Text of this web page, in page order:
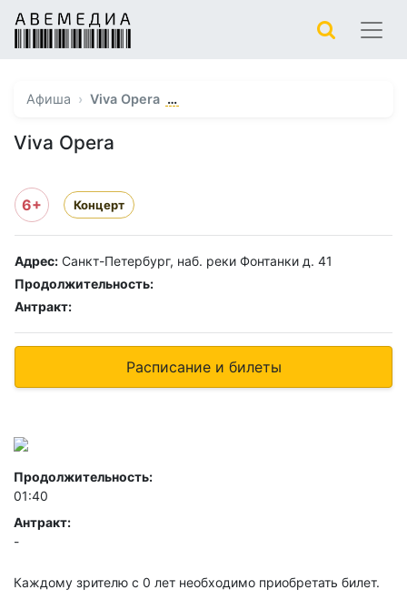
Афиша Viva Opera …
Viva Opera
6+ Концерт
Адрес: Санкт-Петербург, наб. реки Фонтанки д. 41
Продолжительность:
Антракт:
Расписание и билеты
Продолжительность:
01:40
Антракт:
-
Каждому зрителю c 0 лет необходимо приобретать билет.